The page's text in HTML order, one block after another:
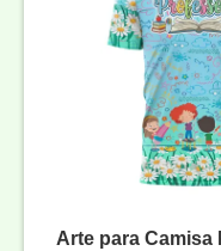
Arte para Camisa